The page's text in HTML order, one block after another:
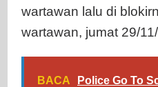
wartawan lalu di
wartawan, jumat 29/
BACA
Police Go To